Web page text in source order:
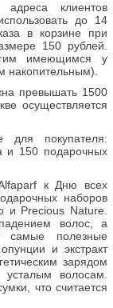
клиентов
до 14
в корзине при
150 рублей.
имеющимся у
накопительным).
превышать 1500
осуществляется
для покупателя:
и 150 подарочных
к Дню всех
наборов
и Precious Nature.
волос, а
самые полезные
и экстракт
зарядом
волосам.
что считается